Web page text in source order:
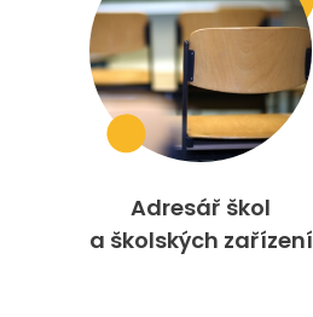
Adresář škol
a školských zařízení